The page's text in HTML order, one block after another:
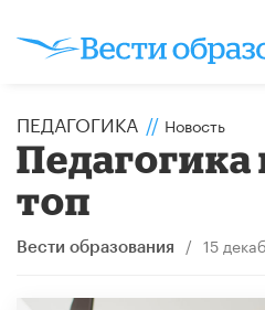
ПЕДАГОГИКА // Новость
Педагогика
топ
Вести образования / 15